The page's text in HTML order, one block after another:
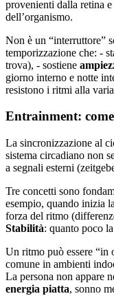
provenienti dalla retina
dell’organismo.
Non è un “interruttore”
temporizzazione che: -
trova), - sostiene
giorno interno e notte
resistono i ritmi alla
Entrainment:
La sincronizzazione al
sistema circadiano non
a segnali esterni
Tre concetti sono
esempio, quando inizia
forza del ritmo
Stabilità: quanto poco
Un ritmo può essere “in
comune in ambienti
La persona non appare
energia piatta, sonno